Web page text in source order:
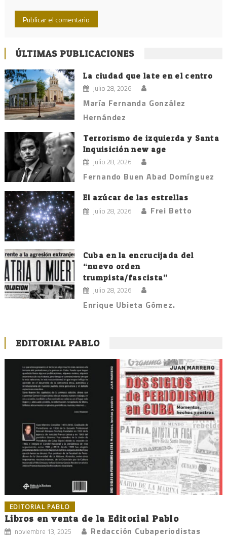
ÚLTIMAS PUBLICACIONES
La ciudad que late en el centro
julio 28, 2026
María Fernanda González
Hernández
Terrorismo de izquierda y Santa
Inquisición new age
julio 28, 2026
Fernando Buen Abad Domínguez
El azúcar de las estrellas
julio 28, 2026 Frei Betto
Cuba en la encrucijada del
“nuevo orden
trumpista/fascista”
julio 28, 2026
Enrique Ubieta Gómez.
EDITORIAL PABLO
EDITORIAL PABLO
Libros en venta de la Editorial Pablo
noviembre 13, 2025 Redacción Cubaperiodistas